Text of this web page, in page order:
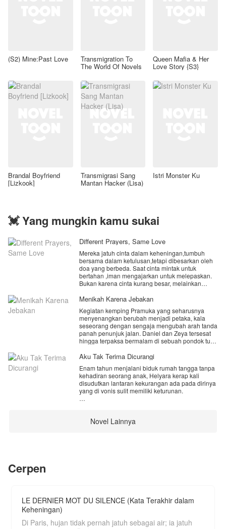
(S2) Mine:Past Love Transmigration To
The World Of Novels
Queen Mafia & Her
Love Story {S3}
Brandal Boyfriend
[Lizkook]
Transmigrasi Sang
Mantan Hacker (Lisa)
Istri Monster Ku
💓 Yang mungkin kamu sukai
Different Prayers, Same Love
Mereka jatuh cinta dalam keheningan,tumbuh
bersama dalam ketulusan,tetapi dibesarkan oleh
doa yang berbeda. Saat cinta mintak untuk
bertahan ,iman mengajarkan untuk melepaskan.
Bukan karena cinta kurang besar, melainkan
tinggi. Dua doa yang tak pernah menyatu , namun
kenangan
Menikah Karena Jebakan
Kegiatan kemping Pramuka yang seharusnya
menyenangkan berubah menjadi petaka, kala
seseorang dengan sengaja mengubah arah tanda
panah penunjuk jalan. Daniel dan Zeya tersesat
hingga terpaksa bermalam di sebuah pondok tua.
menyebabkan hipotermia, mereka pun saling
Pagi harinya, warga desa menemukan mereka
dalam keadaan berpelukan. Tanpa mau
mendengar penjelasan, keduanya langsung
dibawa ke Balai Desa dan dipaksa menikah
Daniel dan Zeya mengira semuanya akan selesai
mereka di sana?
"Menikah Karena Jebakan"
Aku Tak Terima Dicurangi
Enam tahun menjalani biduk rumah tangga tanpa
kehadiran seorang anak, Helyara kerap kali
disudutkan lantaran kekurangan ada pada dirinya
yang di vonis sulit memiliki keturunan.
Namun Helyara merasa dunia masih berpihak
Helyara Utomo yang lemah lembut dalam satu
malam berubah menjadi sosok lain, berambisi
kecurangan.
Novel Lainnya
Cerpen
LE DERNIER MOT DU SILENCE (Kata Terakhir dalam
Keheningan)
Di Paris, hujan tidak pernah jatuh sebagai air; ia jatuh